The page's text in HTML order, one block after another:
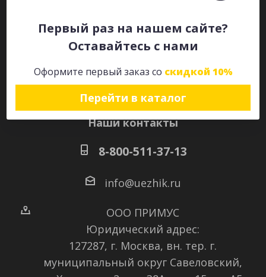
Первый раз на нашем сайте?
Оставайтесь с нами
Оформите первый заказ со скидкой 10%
Перейти в каталог
Наши контакты
8-800-511-37-13
info@uezhik.ru
ООО ПРИМУС
Юридический адрес:
127287, г. Москва, вн. тер. г.
муниципальный округ Савеловский,